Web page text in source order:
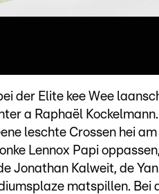
der Elite kee Wee
a Raphaël
leschte Crossen hei
Lennox Papi
Jonathan Kalweit, de
matspillen. Bei